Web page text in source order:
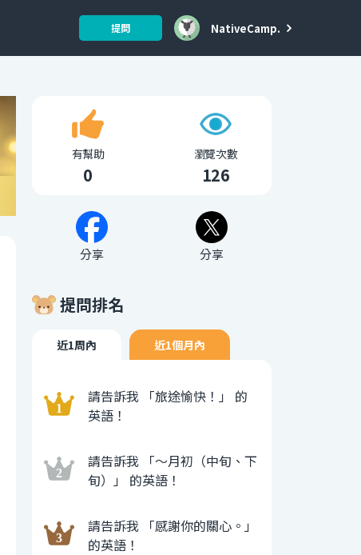
提問 NativeCamp.
有幫助
0
瀏覽次數
126
分享 分享
提問排名
近1周內 近1個月內
請告訴我 「旅途愉快！」 的
英語！
請告訴我 「〜月初（中旬、下
旬）」 的英語！
請告訴我 「感謝你的關心。」
的英語！